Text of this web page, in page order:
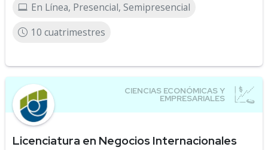
En Línea, Presencial, Semipresencial
10 cuatrimestres
Licenciatura en Negocios Internacionales